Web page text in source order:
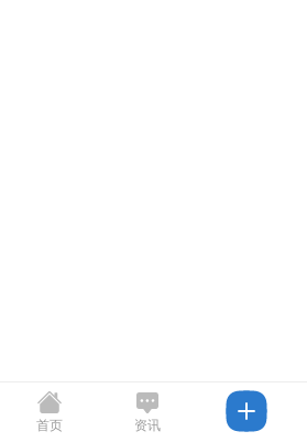
首页 资讯